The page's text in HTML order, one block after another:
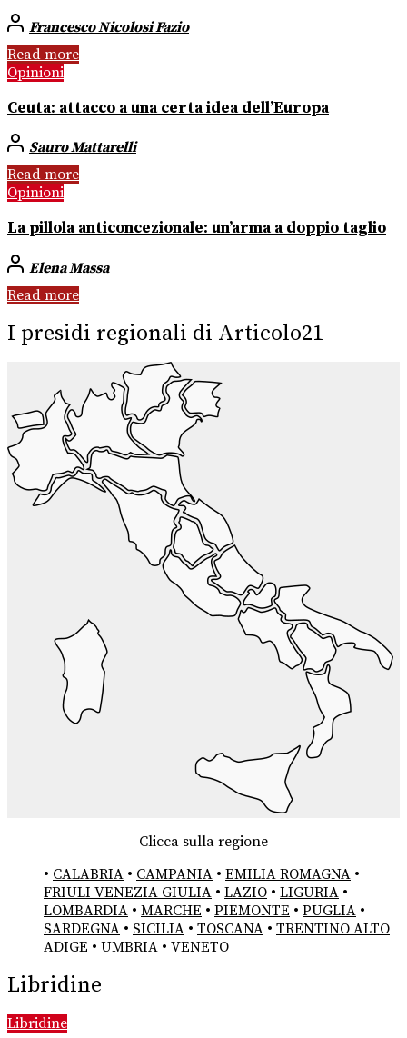
Francesco Nicolosi Fazio
Read more
Opinioni
Ceuta: attacco a una certa idea dell’Europa
Sauro Mattarelli
Read more
Opinioni
La pillola anticoncezionale: un’arma a doppio taglio
Elena Massa
Read more
I presidi regionali di Articolo21
Clicca sulla regione
• CALABRIA • CAMPANIA • EMILIA ROMAGNA •
FRIULI VENEZIA GIULIA • LAZIO • LIGURIA •
LOMBARDIA • MARCHE • PIEMONTE • PUGLIA •
SARDEGNA • SICILIA • TOSCANA • TRENTINO ALTO
ADIGE • UMBRIA • VENETO
Libridine
Libridine